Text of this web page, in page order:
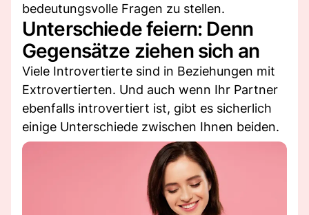
bedeutungsvolle Fragen zu stellen.
Unterschiede feiern: Denn
Gegensätze ziehen sich an
Viele Introvertierte sind in Beziehungen mit
Extrovertierten. Und auch wenn Ihr Partner
ebenfalls introvertiert ist, gibt es sicherlich
einige Unterschiede zwischen Ihnen beiden.